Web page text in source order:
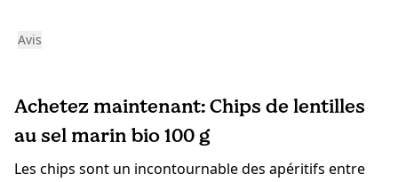
Avis
Achetez maintenant: Chips de lentilles
au sel marin bio 100 g
Les chips sont un incontournable des apéritifs entre